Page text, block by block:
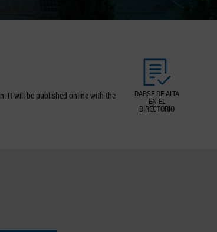
DARSE DE ALTA
EN EL
DIRECTORIO
It will be published online with the